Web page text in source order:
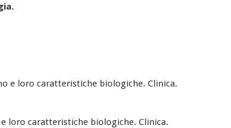
e loro caratteristiche biologiche. Clinica.
e loro caratteristiche biologiche. Clinica.